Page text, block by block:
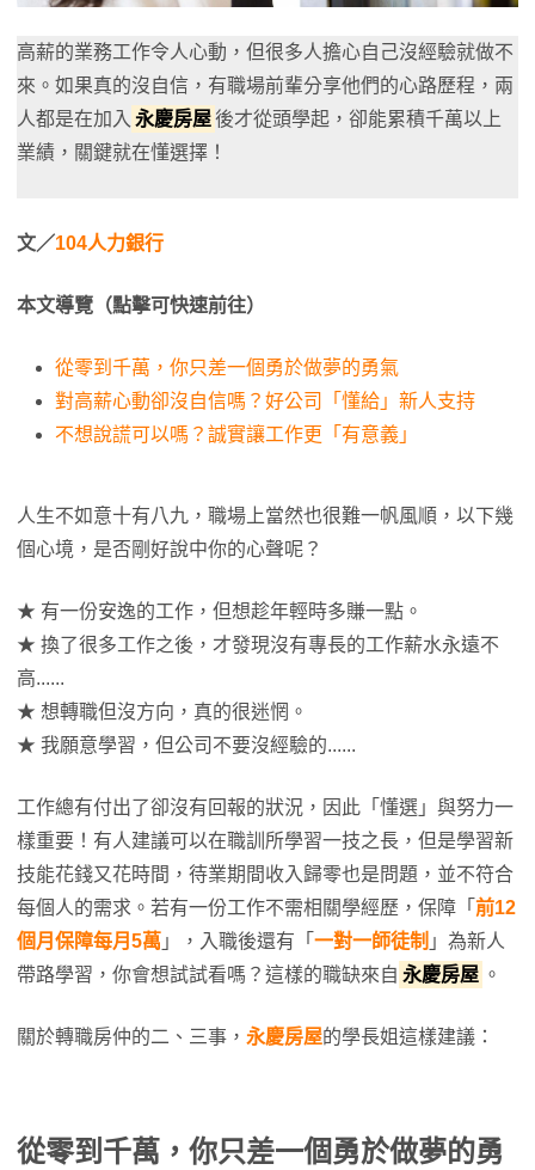
高薪的業務工作令人心動，但很多人擔心自己沒經驗就做不
來。如果真的沒自信，有職場前輩分享他們的心路歷程，兩
人都是在加入 永慶房屋後才從頭學起，卻能累積千萬以上
業績，關鍵就在懂選擇！
文／104人力銀行
本文導覽（點擊可快速前往）
從零到千萬，你只差一個勇於做夢的勇氣
對高薪心動卻沒自信嗎？好公司「懂給」新人支持
不想說謊可以嗎？誠實讓工作更「有意義」
人生不如意十有八九，職場上當然也很難一帆風順，以下幾
個心境，是否剛好說中你的心聲呢？
★ 有一份安逸的工作，但想趁年輕時多賺一點。
★ 換了很多工作之後，才發現沒有專長的工作薪水永遠不
高......
★ 想轉職但沒方向，真的很迷惘。
★ 我願意學習，但公司不要沒經驗的......
工作總有付出了卻沒有回報的狀況，因此「懂選」與努力一
樣重要！有人建議可以在職訓所學習一技之長，但是學習新
技能花錢又花時間，待業期間收入歸零也是問題，並不符合
每個人的需求。若有一份工作不需相關學經歷，保障「 前12
個月保障每月5萬 」，入職後還有「 一對一師徒制 」為新人
帶路學習，你會想試試看嗎？這樣的職缺來自 永慶房屋 。
關於轉職房仲的二、三事， 永慶房屋的學長姐這樣建議：
從零到千萬，你只差一個勇於做夢的勇